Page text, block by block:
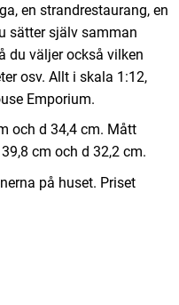
en strandrestaurang, en
sätter själv samman
du väljer också vilken
osv. Allt i skala 1:12,
Emporium.
och d 34,4 cm. Mått
cm och d 32,2 cm.
på huset. Priset